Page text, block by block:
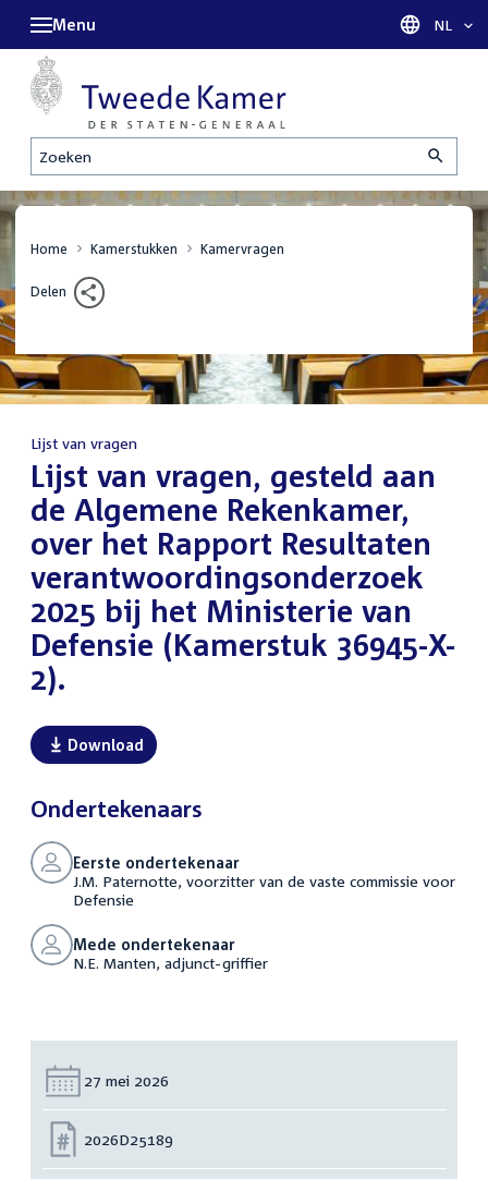
Zoeken
Menu Taal
NL
Home Kamerstukken Kamervragen
Delen
Lijst van vragen
:Lijst van vragen, gesteld aan
de Algemene Rekenkamer,
over het Rapport Resultaten
verantwoordingsonderzoek
2025 bij het Ministerie van
Defensie (Kamerstuk 36945-X-
2).
Download
Ondertekenaars
Eerste ondertekenaar
J.M. Paternotte, voorzitter van de vaste commissie voor
Defensie
Mede ondertekenaar
N.E. Manten, adjunct-griffier
Datum:
27 mei 2026
Nummer:
2026D25189